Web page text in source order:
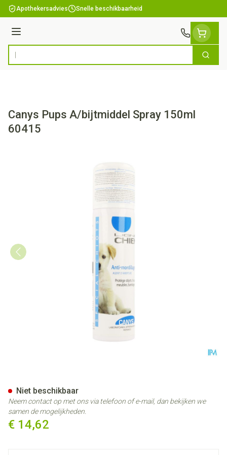
Ga naar de inhoud
Apothekersadvies Snelle beschikbaarheid
Menu
Product, merk, categorie... Zoek
Canys Pups A/bijtmiddel Spray 150ml
60415
€ 14,62
Niet beschikbaar
Neem contact op met ons via telefoon of e-mail, dan bekijken we
samen de mogelijkheden.